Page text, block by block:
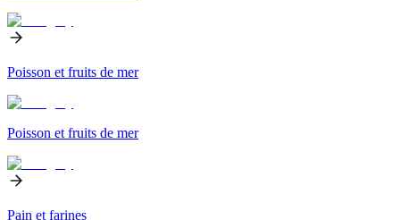
Poisson et fruits de mer
Poisson et fruits de mer
Pain et farines